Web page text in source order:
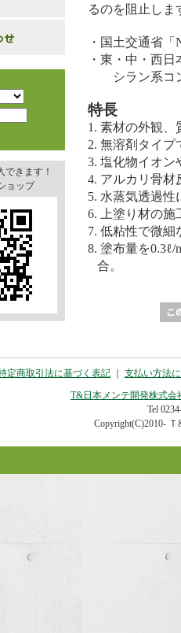
できます！
ョップ
るのを阻止しま
・国土交通省
・東・中・西
シラン系コン
特長
1. 素材の外観、
2. 無溶剤タイプ
3. 塩化物イオン
4. アルカリ骨材
5. 水蒸気透過性
6. 上塗り材の施
7. 低粘性で微
8. 塗布量を
合。
定商取引法に基づく表記
支払い方法
T&日本メンテ開発株式会
Tel
Copyright(C)2010- Ｔ